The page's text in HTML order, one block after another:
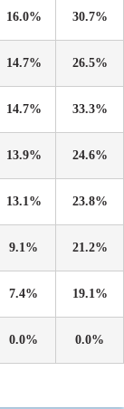
16.0% 30.7%
14.7% 26.5%
14.7% 33.3%
13.9% 24.6%
13.1% 23.8%
9.1% 21.2%
7.4% 19.1%
0.0% 0.0%